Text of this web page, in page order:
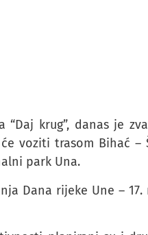
krug”, danas je
voziti trasom Bihać
park Una.
Dana rijeke Une –